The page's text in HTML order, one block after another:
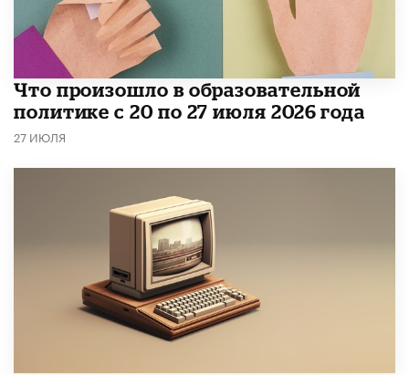
​Что произошло в образовательной
политике с 20 по 27 июля 2026 года
27 ИЮЛЯ